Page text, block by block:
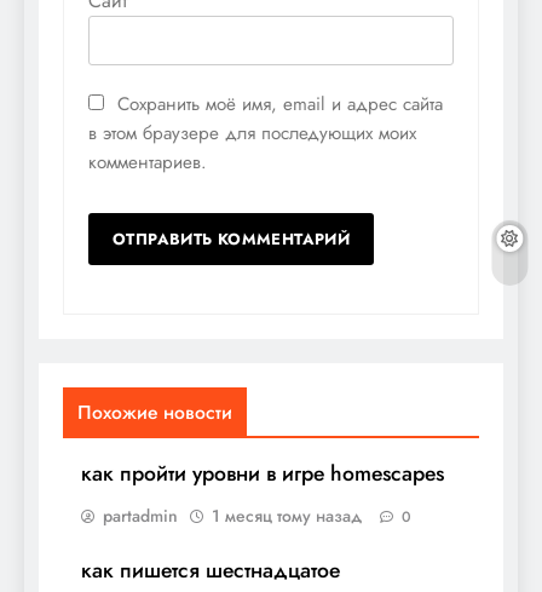
Сохранить моё имя, email и адрес сайта
в этом браузере для последующих моих
комментариев.
Похожие новости
как пройти уровни в игре homescapes
partadmin 1 месяц тому назад 0
как пишется шестнадцатое